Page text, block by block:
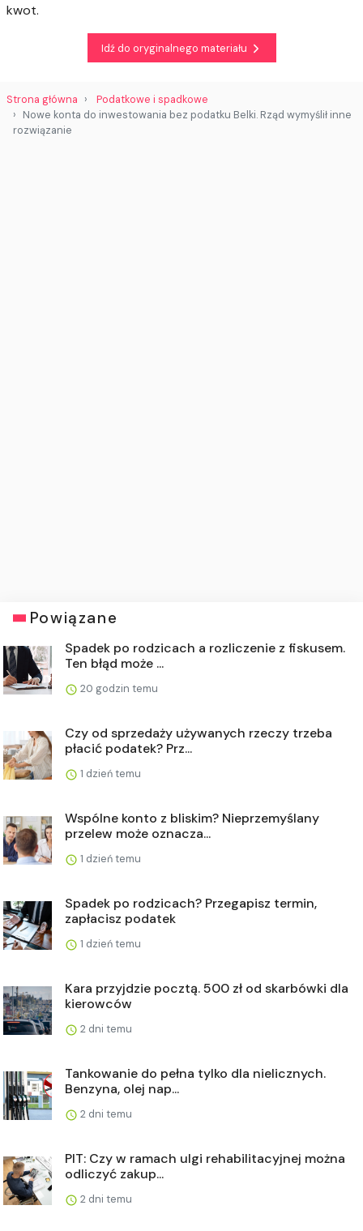
kwot.
Idź do oryginalnego materiału
Strona główna
Podatkowe i spadkowe
Nowe konta do inwestowania bez podatku Belki. Rząd wymyślił inne
rozwiązanie
Powiązane
Spadek po rodzicach a rozliczenie z fiskusem.
Ten błąd może ...
20 godzin temu
Czy od sprzedaży używanych rzeczy trzeba
płacić podatek? Prz...
1 dzień temu
Wspólne konto z bliskim? Nieprzemyślany
przelew może oznacza...
1 dzień temu
Spadek po rodzicach? Przegapisz termin,
zapłacisz podatek
1 dzień temu
Kara przyjdzie pocztą. 500 zł od skarbówki dla
kierowców
2 dni temu
Tankowanie do pełna tylko dla nielicznych.
Benzyna, olej nap...
2 dni temu
PIT: Czy w ramach ulgi rehabilitacyjnej można
odliczyć zakup...
2 dni temu